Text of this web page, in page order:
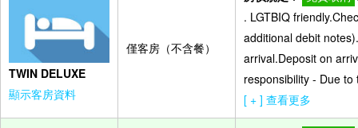
TWIN DELUXE
顯示客房資料
僅客房（不含餐）
. LGTBIQ
additional debit
arrival.Deposit on
responsibility - Due
[ + ] 查看更多